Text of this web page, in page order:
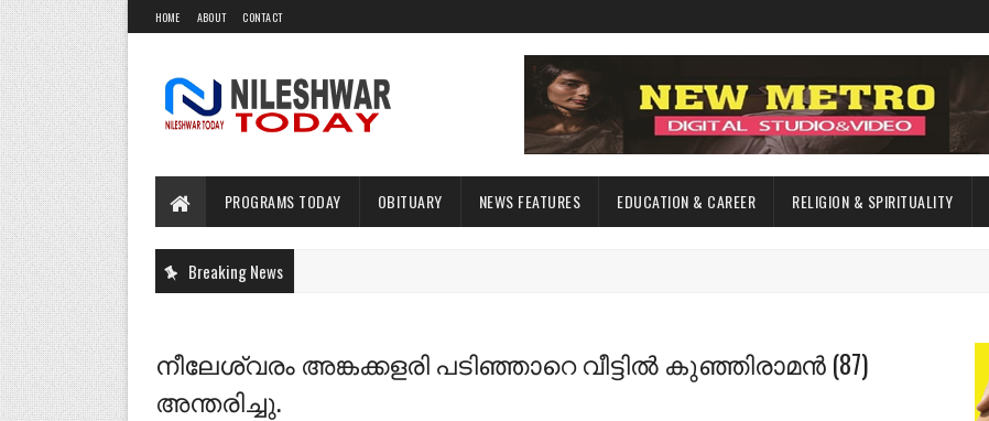
HOME ABOUT CONTACT
PROGRAMS TODAY OBITUARY NEWS FEATURES EDUCATION & CAREER RELIGION & SPIRITUALITY
Breaking News
നീലേശ്വരം അങ്കക്കളരി പടിഞ്ഞാറെ വീട്ടിൽ കുഞ്ഞിരാമൻ (87)
അന്തരിച്ചു.